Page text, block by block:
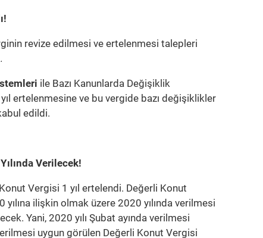
revize edilmesi ve ertelenmesi talepleri
ile Bazı Kanunlarda Değişiklik
ertelenmesine ve bu vergide bazı değişiklikler
edildi.
Verilecek!
Vergisi 1 yıl ertelendi. Değerli Konut
ilişkin olmak üzere 2020 yılında verilmesi
Yani, 2020 yılı Şubat ayında verilmesi
uygun görülen Değerli Konut Vergisi